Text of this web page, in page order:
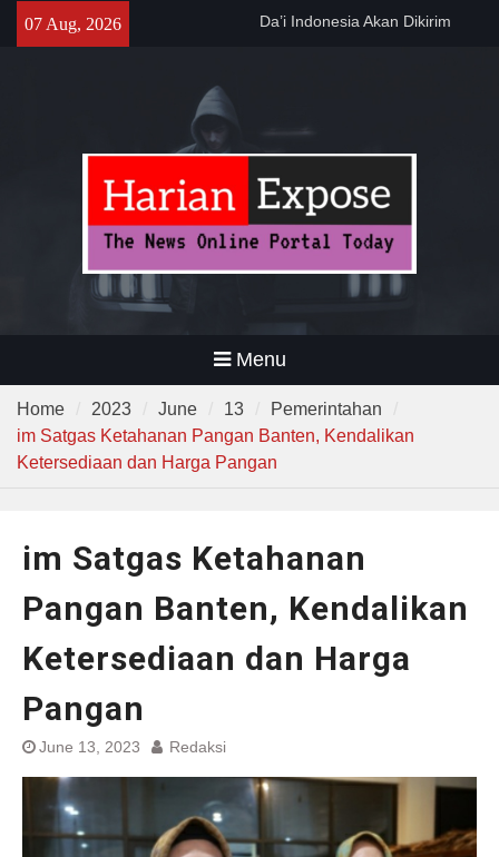
07 Aug, 2026
300 Suporter Nobar Persib vs
Menu
Home 2023 June 13
Pemerintahan
im Satgas Ketahanan Pangan Banten, Kendalikan
Ketersediaan dan Harga Pangan
im Satgas Ketahanan
Pangan Banten, Kendalikan
Ketersediaan dan Harga
Pangan
June 13, 2023 Redaksi